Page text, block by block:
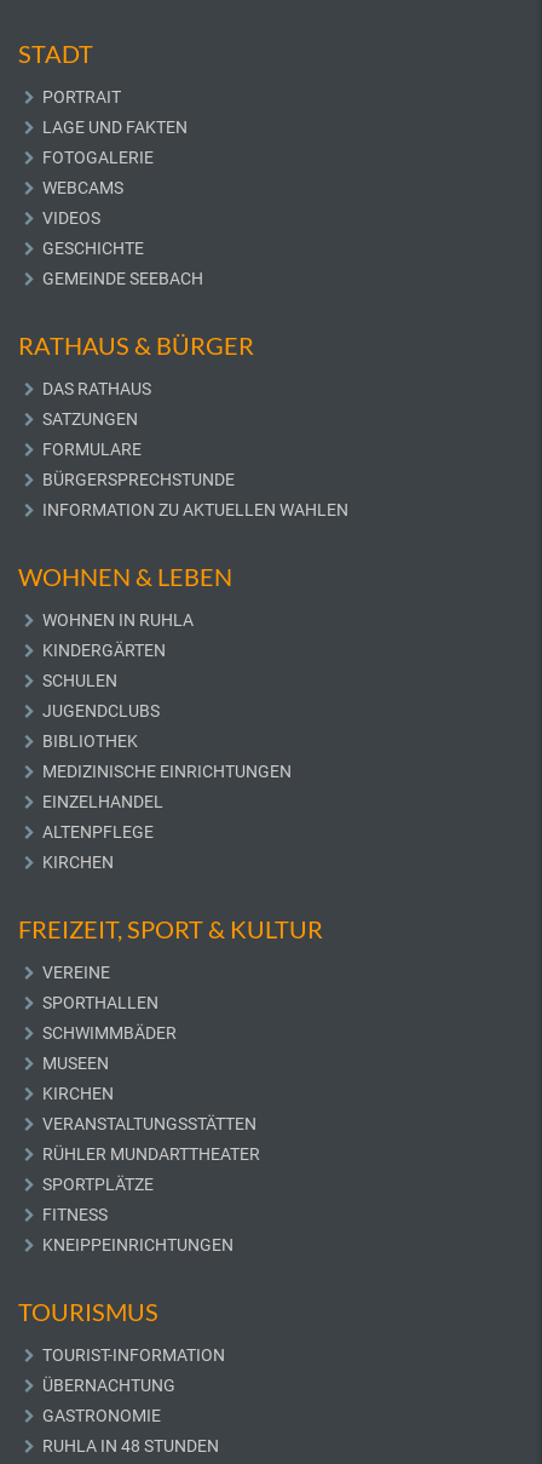
STADT
PORTRAIT
LAGE UND FAKTEN
FOTOGALERIE
WEBCAMS
VIDEOS
GESCHICHTE
GEMEINDE SEEBACH
RATHAUS & BÜRGER
DAS RATHAUS
SATZUNGEN
FORMULARE
BÜRGERSPRECHSTUNDE
INFORMATION ZU AKTUELLEN WAHLEN
WOHNEN & LEBEN
WOHNEN IN RUHLA
KINDERGÄRTEN
SCHULEN
JUGENDCLUBS
BIBLIOTHEK
MEDIZINISCHE EINRICHTUNGEN
EINZELHANDEL
ALTENPFLEGE
KIRCHEN
FREIZEIT, SPORT & KULTUR
VEREINE
SPORTHALLEN
SCHWIMMBÄDER
MUSEEN
KIRCHEN
VERANSTALTUNGSSTÄTTEN
RÜHLER MUNDARTTHEATER
SPORTPLÄTZE
FITNESS
KNEIPPEINRICHTUNGEN
TOURISMUS
TOURIST-INFORMATION
ÜBERNACHTUNG
GASTRONOMIE
RUHLA IN 48 STUNDEN